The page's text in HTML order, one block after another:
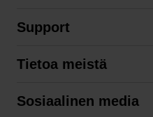
Support
Tilausehdot
Tietoa meistä
Sosiaalinen media